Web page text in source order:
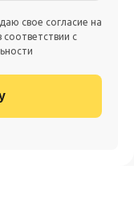
свое согласие на
с